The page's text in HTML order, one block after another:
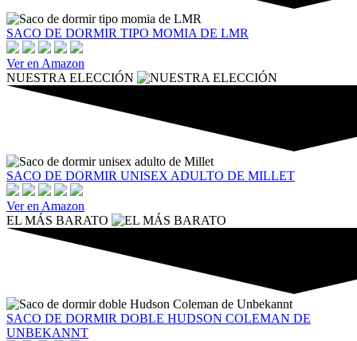
SACO DE DORMIR TIPO MOMIA DE LMR
Ver en Amazon
NUESTRA ELECCIÓN
SACO DE DORMIR UNISEX ADULTO DE MILLET
Ver en Amazon
EL MÁS BARATO
SACO DE DORMIR DOBLE HUDSON COLEMAN DE
UNBEKANNT